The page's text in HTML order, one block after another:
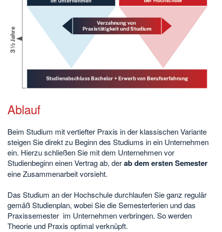
Ablauf
Beim Studium mit vertiefter Praxis in der klassischen Variante
steigen Sie direkt zu Beginn des Studiums in ein Unternehmen
ein. Hierzu schließen Sie mit dem Unternehmen vor
Studienbeginn einen Vertrag ab, derab dem ersten Semester
eine Zusammenarbeit vorsieht.
Das Studium an der Hochschule durchlaufen Sie ganz regulär
gemäß Studienplan, wobei Sie die Semesterferien und das
Praxissemester im Unternehmen verbringen. So werden
Theorie und Praxis optimal verknüpft.